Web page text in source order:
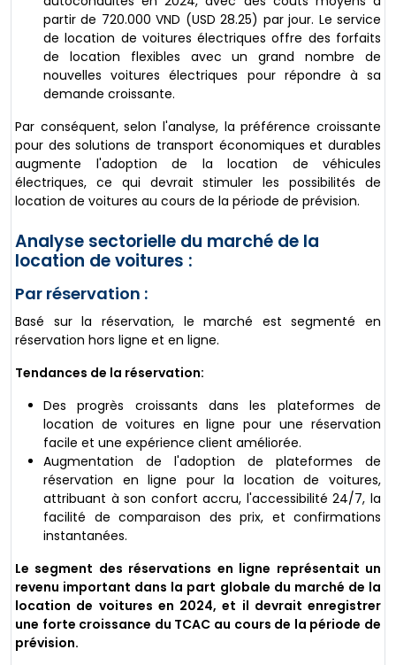
partir de 720.000 VND (USD 28.25) par jour. Le service
de location de voitures électriques offre des forfaits
de location flexibles avec un grand nombre de
nouvelles voitures électriques pour répondre à sa
demande croissante.
Par conséquent, selon l'analyse, la préférence croissante
pour des solutions de transport économiques et durables
augmente l'adoption de la location de véhicules
électriques, ce qui devrait stimuler les possibilités de
location de voitures au cours de la période de prévision.
Analyse sectorielle du marché de la
location de voitures :
Par réservation :
Basé sur la réservation, le marché est segmenté en
réservation hors ligne et en ligne.
Tendances de la réservation:
Des progrès croissants dans les plateformes de
location de voitures en ligne pour une réservation
facile et une expérience client améliorée.
Augmentation de l'adoption de plateformes de
réservation en ligne pour la location de voitures,
attribuant à son confort accru, l'accessibilité 24/7, la
facilité de comparaison des prix, et confirmations
instantanées.
Le segment des réservations en ligne représentait un
revenu important dans la part globale du marché de la
location de voitures en 2024, et il devrait enregistrer
une forte croissance du TCAC au cours de la période de
prévision.